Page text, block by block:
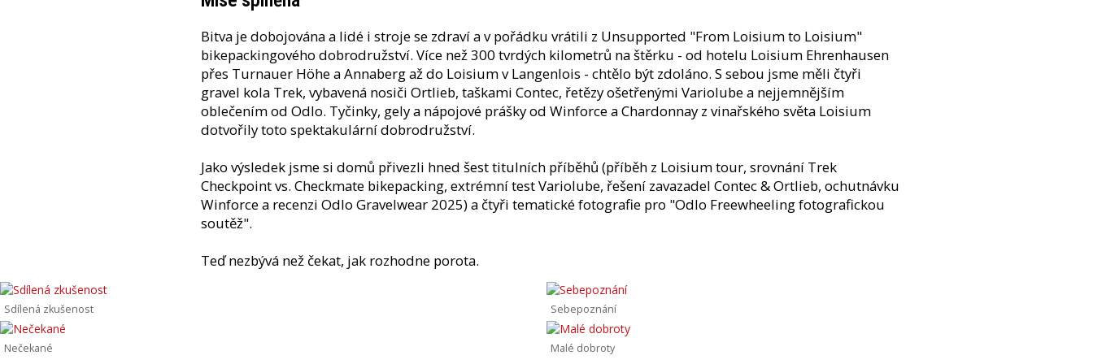
Bitva je dobojována a lidé i stroje se zdraví a v pořádku vrátili z Unsupported "From Loisium to Loisium"
bikepackingového dobrodružství. Více než 300 tvrdých kilometrů na štěrku - od hotelu Loisium Ehrenhausen
přes Turnauer Höhe a Annaberg až do Loisium v Langenlois - chtělo být zdoláno. S sebou jsme měli čtyři
gravel kola Trek, vybavená nosiči Ortlieb, taškami Contec, řetězy ošetřenými Variolube a nejjemnějším
oblečením od Odlo. Tyčinky, gely a nápojové prášky od Winforce a Chardonnay z vinařského světa Loisium
dotvořily toto spektakulární dobrodružství.
Jako výsledek jsme si domů přivezli hned šest titulních příběhů (příběh z Loisium tour, srovnání Trek
Checkpoint vs. Checkmate bikepacking, extrémní test Variolube, řešení zavazadel Contec & Ortlieb, ochutnávku
Winforce a recenzi Odlo Gravelwear 2025) a čtyři tematické fotografie pro "Odlo Freewheeling fotografickou
soutěž".
Teď nezbývá než čekat, jak rozhodne porota.
Sdílená zkušenost Sebepoznání
Nečekané Malé dobroty